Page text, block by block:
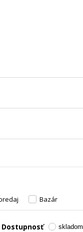
Bazár
Dostupnosť skladom